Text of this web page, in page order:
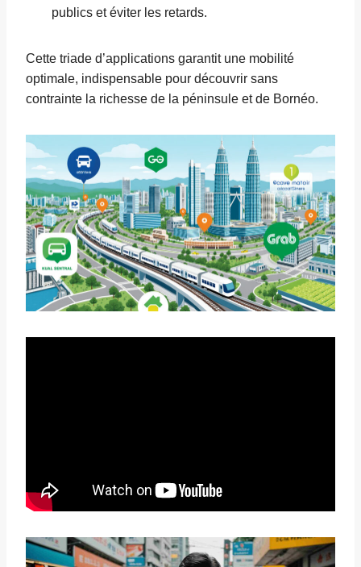
publics et éviter les retards.
Cette triade d’applications garantit une mobilité
optimale, indispensable pour découvrir sans
contrainte la richesse de la péninsule et de Bornéo.